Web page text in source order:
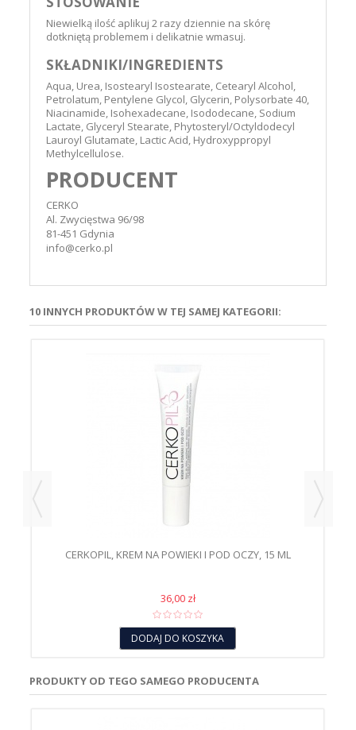
Niewielką ilość aplikuj 2 razy dziennie na skórę
dotkniętą problemem i delikatnie wmasuj.
SKŁADNIKI/INGREDIENTS
Aqua, Urea, Isostearyl Isostearate, Cetearyl Alcohol,
Petrolatum, Pentylene Glycol, Glycerin, Polysorbate 40,
Niacinamide, Isohexadecane, Isododecane, Sodium
Lactate, Glyceryl Stearate, Phytosteryl/Octyldodecyl
Lauroyl Glutamate, Lactic Acid, Hydroxyppropyl
Methylcellulose.
PRODUCENT
CERKO
Al. Zwycięstwa 96/98
81-451 Gdynia
info@cerko.pl
10 INNYCH PRODUKTÓW W TEJ SAMEJ KATEGORII:
CERKOPIL, KREM NA POWIEKI I POD OCZY, 15 ML
36,00 zł
DODAJ DO KOSZYKA
PRODUKTY OD TEGO SAMEGO PRODUCENTA